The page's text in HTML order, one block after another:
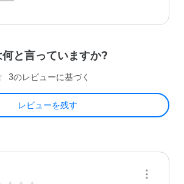
と言っていますか?
3のレビューに基づく
レビューを残す